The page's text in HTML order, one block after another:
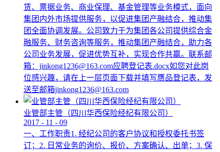
赁、票据业务、商业保理、基金管理等业务模式，面向
集团内外市场提供服务，以促进集团产融结合，推动集
团全面协调发展。公司致力于为集团各公司提供综合金
融服务、财务咨询等服务，推动集团产融结合，助力各
公司业务发展，促进优势互补，实现合作共赢。联系邮
箱：jinkong1236@163.com应聘登记表.docx如您对此岗
位感兴趣，请在上一层页面下载并填写赝品登记表，发
送至邮箱jinkong1236@163.com
业管部主管（四川华西保险经纪有限公司）
2017 - 11 - 09
一、工作职责1. 经纪公司的客户协议和授权委托书签
订；2. 日常业务的询价、报价、方案确认、出单；3. 保